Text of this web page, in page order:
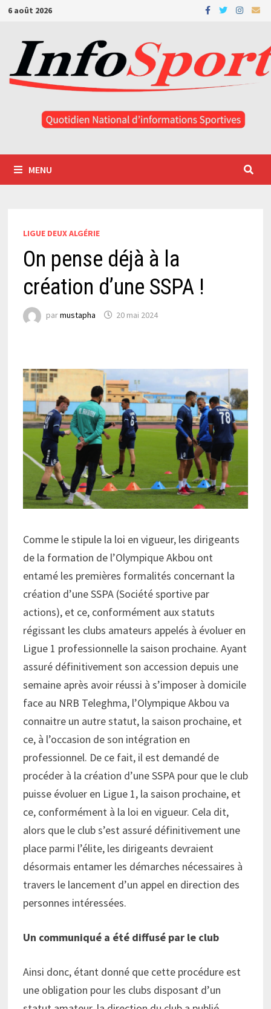
Passer
contenu
6 août 2026
MENU
LIGUE DEUX ALGÉRIE
On pense déjà à la
création d’une SSPA !
parmustapha 20 mai 2024
Comme le stipule la loi en vigueur, les dirigeants
de la formation de l’Olympique Akbou ont
entamé les premières formalités concernant la
création d’une SSPA (Société sportive par
actions), et ce, conformément aux statuts
régissant les clubs amateurs appelés à évoluer en
Ligue 1 professionnelle la saison prochaine. Ayant
assuré définitivement son accession depuis une
semaine après avoir réussi à s’imposer à domicile
face au NRB Teleghma, l’Olympique Akbou va
connaitre un autre statut, la saison prochaine, et
ce, à l’occasion de son intégration en
professionnel. De ce fait, il est demandé de
procéder à la création d’une SSPA pour que le club
puisse évoluer en Ligue 1, la saison prochaine, et
ce, conformément à la loi en vigueur. Cela dit,
alors que le club s’est assuré définitivement une
place parmi l’élite, les dirigeants devraient
désormais entamer les démarches nécessaires à
travers le lancement d’un appel en direction des
personnes intéressées.
Un communiqué a été diffusé par le club
Ainsi donc, étant donné que cette procédure est
une obligation pour les clubs disposant d’un